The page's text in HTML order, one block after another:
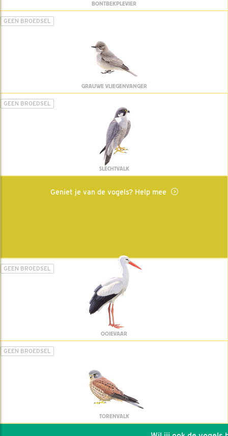
BONTBEKPLEVIER
GEEN BROEDSEL
GRAUWE VLIEGENVANGER
GEEN BROEDSEL
SLECHTVALK
Geniet je van de vogels? Help mee
GEEN BROEDSEL
OOIEVAAR
GEEN BROEDSEL
TORENVALK